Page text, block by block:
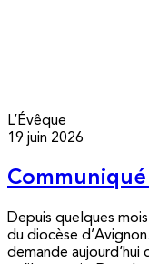
L’Évêque
19 juin 2026
Depuis quelques
du diocèse
demande